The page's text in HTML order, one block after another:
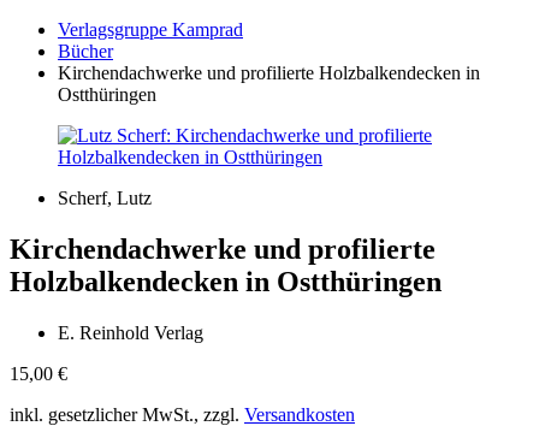
Verlagsgruppe Kamprad
Bücher
Kirchendachwerke und profilierte Holzbalkendecken in
Ostthüringen
Scherf, Lutz
Kirchendachwerke und profilierte
Holzbalkendecken in Ostthüringen
E. Reinhold Verlag
15,00 €
inkl. gesetzlicher MwSt., zzgl. Versandkosten